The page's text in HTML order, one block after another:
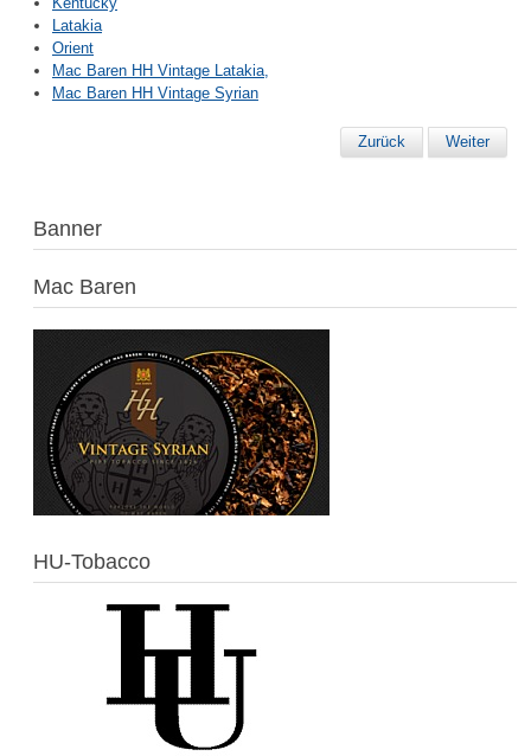
Latakia
Orient
Mac Baren HH Vintage Latakia,
Mac Baren HH Vintage Syrian
Zurück Weiter
Banner
Mac Baren
HU-Tobacco